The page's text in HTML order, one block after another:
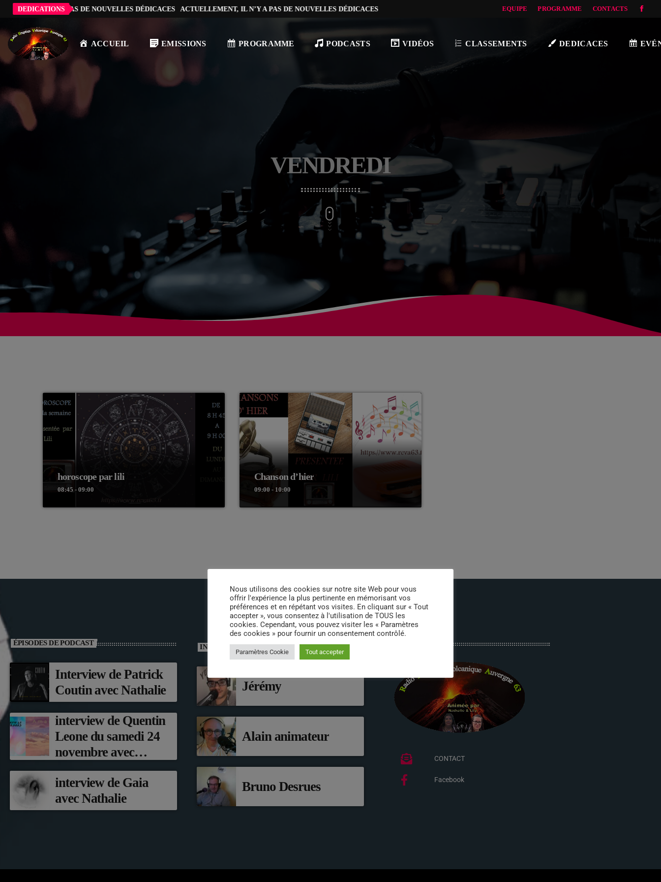
DEDICATIONS
IL N’Y A PAS DE NOUVELLES DÉDICACES ACTUELLEMENT, IL N’Y A PAS DE NOUVELLES DÉDICACES EQUIPE PROGRAMME CONTACTS
ACCUEIL EMISSIONS PROGRAMME PODCASTS VIDÉOS CLASSEMENTS DEDICACES
VENDREDI
horoscope par lili
08:45 - 09:00
Chanson d’hier
09:00 - 10:00
ÉPISODES DE PODCAST
Interview de Patrick
Coutin avec Nathalie
interview de Quentin
Leone du samedi 24
novembre avec
Nathalie
interview de Gaia
avec Nathalie
INTERVENANTS
Jérémy
Alain animateur
Bruno Desrues
CONTACT
Facebook
Nous utilisons des cookies sur notre site Web pour vous
offrir l'expérience la plus pertinente en mémorisant vos
préférences et en répétant vos visites. En cliquant sur « Tout
accepter », vous consentez à l'utilisation de TOUS les
cookies. Cependant, vous pouvez visiter les « Paramètres
des cookies » pour fournir un consentement contrôlé.
Paramètres Cookie Tout accepter